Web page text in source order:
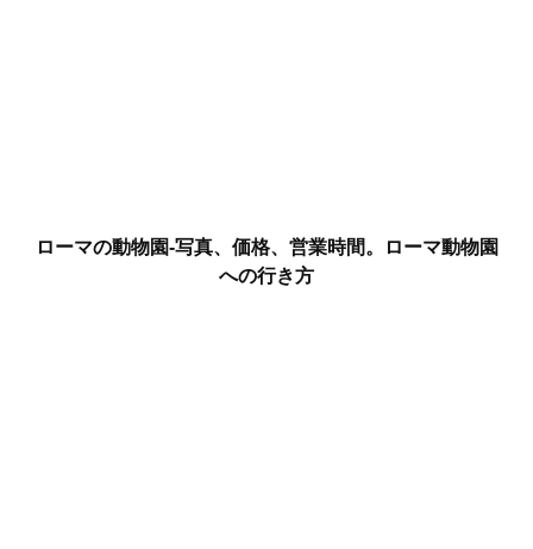
ローマの動物園-写真、価格、営業時間。ローマ動物園
への行き方